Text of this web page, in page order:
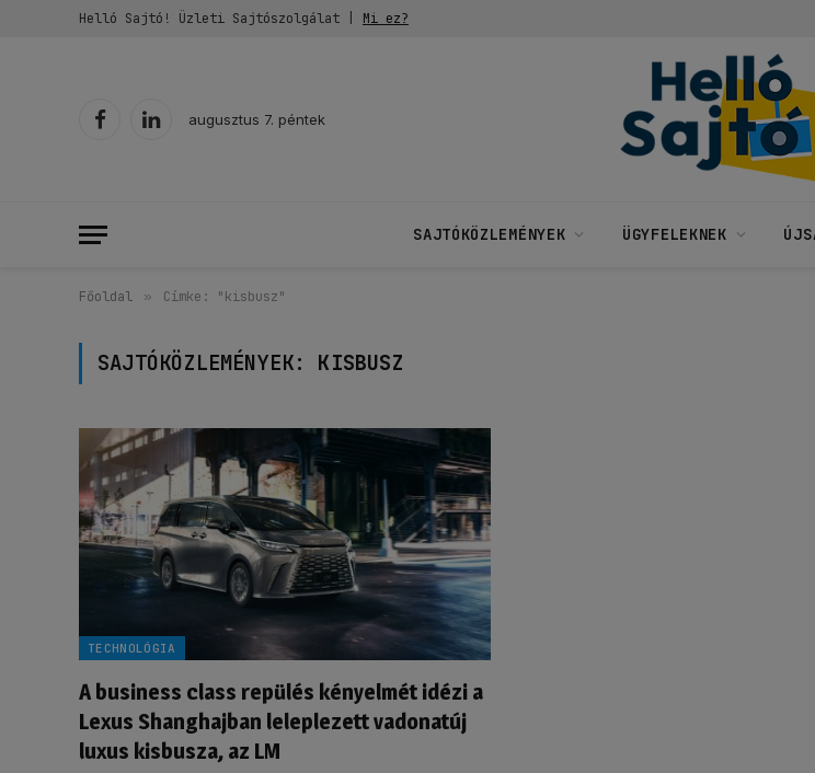
Helló Sajtó! Üzleti Sajtószolgálat | Mi ez?
FacebookLinkedIn
augusztus 7. péntek
SAJTÓKÖZLEMÉNYEK ÜGYFELEKNEK
Főoldal » Címke: "kisbusz"
SAJTÓKÖZLEMÉNYEK: KISBUSZ
TECHNOLÓGIA
A business class repülés kényelmét idézi a
Lexus Shanghajban leleplezett vadonatúj
luxus kisbusza, az LM